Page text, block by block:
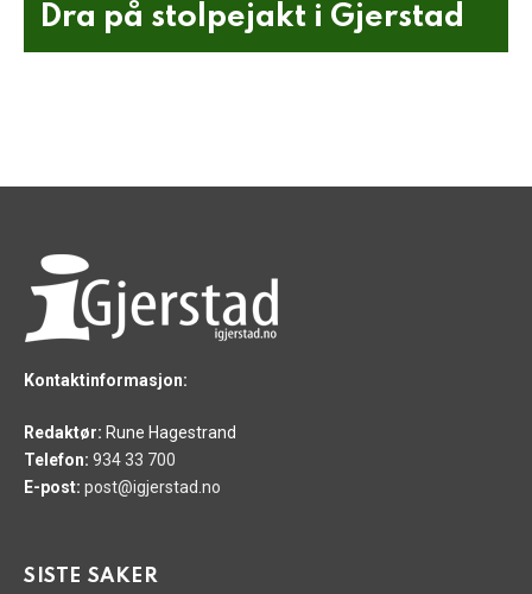
Dra på stolpejakt i Gjerstad
Kontaktinformasjon:
Redaktør: Rune Hagestrand
Telefon: 934 33 700
E-post: post@igjerstad.no
SISTE SAKER